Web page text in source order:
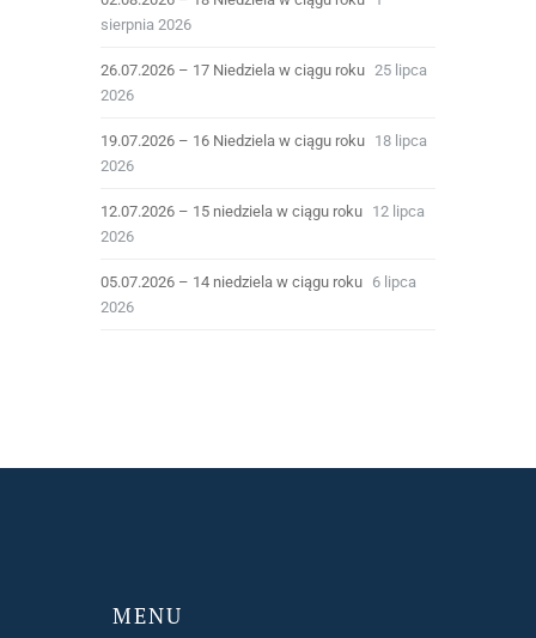
sierpnia 2026
26.07.2026 – 17 Niedziela w ciągu roku 25 lipca
2026
19.07.2026 – 16 Niedziela w ciągu roku 18 lipca
2026
12.07.2026 – 15 niedziela w ciągu roku 12 lipca
2026
05.07.2026 – 14 niedziela w ciągu roku 6 lipca
2026
MENU